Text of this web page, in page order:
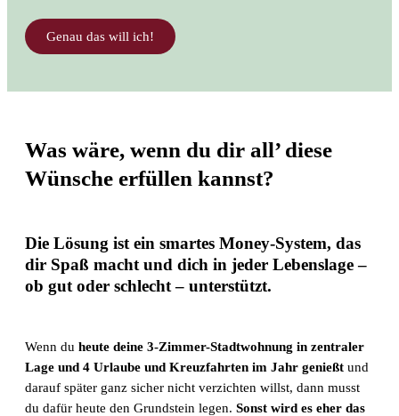
Genau das will ich!
Was wäre, wenn du dir all’ diese
Wünsche erfüllen kannst?
Die Lösung ist ein smartes Money-System, das
dir Spaß macht und dich in jeder Lebenslage –
ob gut oder schlecht – unterstützt.
Wenn du heute deine 3-Zimmer-Stadtwohnung in zentraler
Lage und 4 Urlaube und Kreuzfahrten im Jahr genießt und
darauf später ganz sicher nicht verzichten willst, dann musst
du dafür heute den Grundstein legen. Sonst wird es eher das